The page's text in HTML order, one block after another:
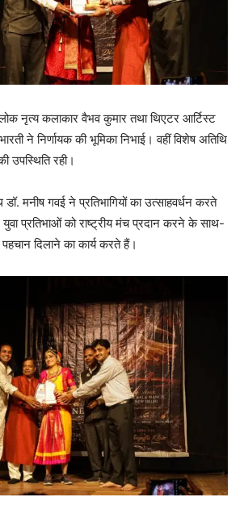
नृत्य कलाकार वैभव कुमार तथा थिएटर आर्टिस्ट
ने निर्णायक की भूमिका निभाई। वहीं विशेष अतिथि
रही।
मनीष गवई ने प्रतिभागियों का उत्साहवर्धन करते
प्रतिभाओं को राष्ट्रीय मंच प्रदान करने के साथ-
दिलाने का कार्य करते हैं।